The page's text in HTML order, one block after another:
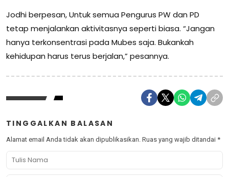
Jodhi berpesan, Untuk semua Pengurus PW dan PD
tetap menjalankan aktivitasnya seperti biasa. “Jangan
hanya terkonsentrasi pada Mubes saja. Bukankah
kehidupan harus terus berjalan,” pesannya.
TINGGALKAN BALASAN
Alamat email Anda tidak akan dipublikasikan. Ruas yang wajib ditandai *